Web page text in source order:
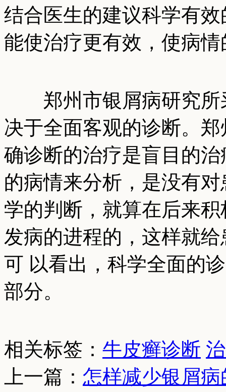
结合医生的建议科学有
能使治疗更有效，使病
郑州市银屑病研究所
决于全面客观的诊断。
确诊断的治疗是盲目的
的病情来分析，是没有
学的判断，就算在后来
发病的进程的，这样就
可 以看出，科学全面的
部分。
相关标签： 牛皮癣诊断
上一篇： 怎样减少银屑